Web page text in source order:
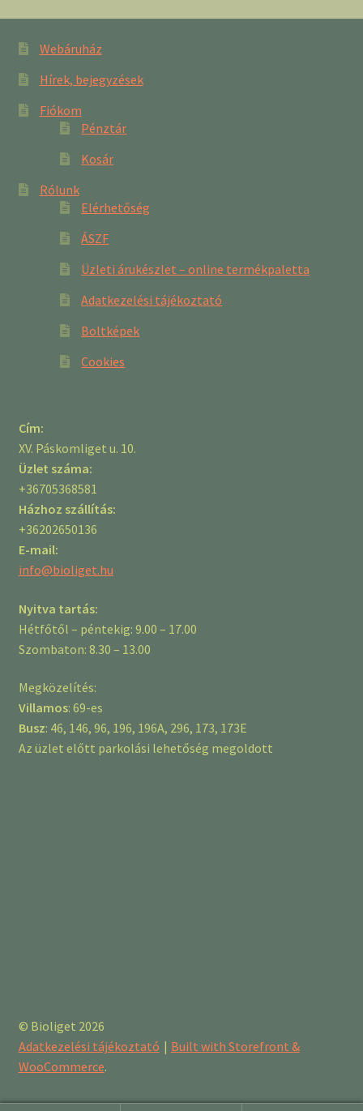
Webáruház
Hírek, bejegyzések
Fiókom
Pénztár
Kosár
Rólunk
Elérhetőség
ÁSZF
Üzleti árukészlet – online termékpaletta
Adatkezelési tájékoztató
Boltképek
Cookies
Cím:
XV. Páskomliget u. 10.
Üzlet száma:
+36705368581
Házhoz szállítás:
+36202650136
E-mail:
info@bioliget.hu
Nyitva tartás:
Hétfőtől – péntekig: 9.00 – 17.00
Szombaton: 8.30 – 13.00
Megközelítés:
Villamos: 69-es
Busz: 46, 146, 96, 196, 196A, 296, 173, 173E
Az üzlet előtt parkolási lehetőség megoldott
© Bioliget 2026
Adatkezelési tájékoztató
Built with Storefront &
WooCommerce.